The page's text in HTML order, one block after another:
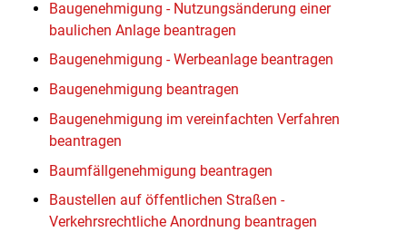
Baugenehmigung - Nutzungsänderung einer
baulichen Anlage beantragen
Baugenehmigung - Werbeanlage beantragen
Baugenehmigung beantragen
Baugenehmigung im vereinfachten Verfahren
beantragen
Baumfällgenehmigung beantragen
Baustellen auf öffentlichen Straßen -
Verkehrsrechtliche Anordnung beantragen